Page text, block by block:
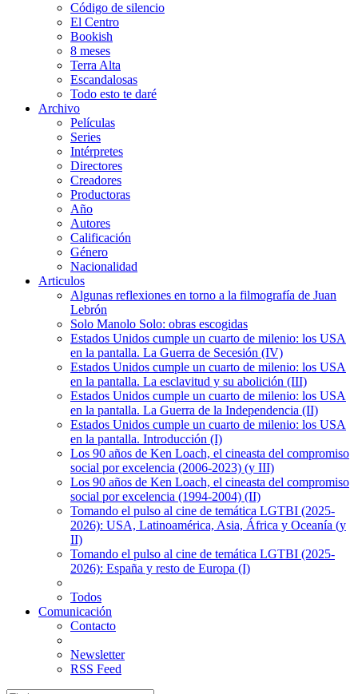
Código de silencio
El Centro
Bookish
8 meses
Terra Alta
Escandalosas
Todo esto te daré
Archivo
Películas
Series
Intérpretes
Directores
Creadores
Productoras
Año
Autores
Calificación
Género
Nacionalidad
Articulos
Algunas reflexiones en torno a la filmografía de Juan
Lebrón
Solo Manolo Solo: obras escogidas
Estados Unidos cumple un cuarto de milenio: los USA
en la pantalla. La Guerra de Secesión (IV)
Estados Unidos cumple un cuarto de milenio: los USA
en la pantalla. La esclavitud y su abolición (III)
Estados Unidos cumple un cuarto de milenio: los USA
en la pantalla. La Guerra de la Independencia (II)
Estados Unidos cumple un cuarto de milenio: los USA
en la pantalla. Introducción (I)
Los 90 años de Ken Loach, el cineasta del compromiso
social por excelencia (2006-2023) (y III)
Los 90 años de Ken Loach, el cineasta del compromiso
social por excelencia (1994-2004) (II)
Tomando el pulso al cine de temática LGTBI (2025-
2026): USA, Latinoamérica, Asia, África y Oceanía (y
II)
Tomando el pulso al cine de temática LGTBI (2025-
2026): España y resto de Europa (I)
Todos
Comunicación
Contacto
Newsletter
RSS Feed